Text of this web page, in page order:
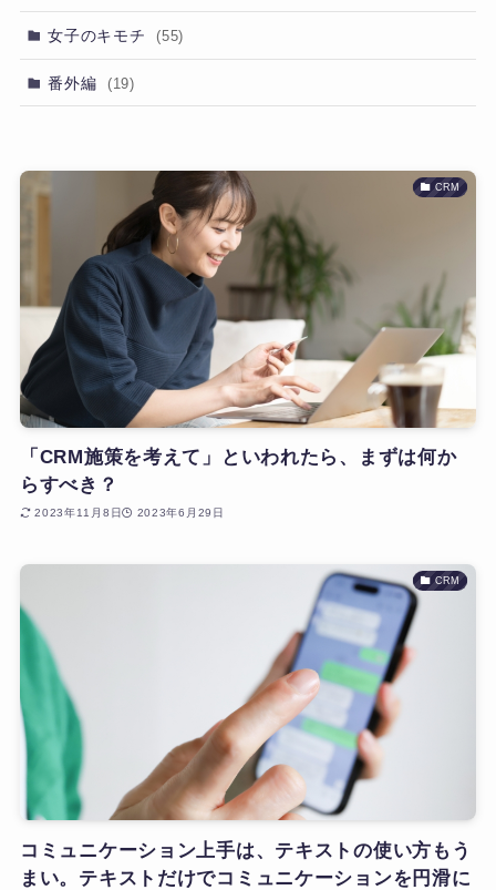
女子のキモチ (55)
番外編 (19)
CRM
「CRM施策を考えて」といわれたら、まずは何か
らすべき？
2023年11月8日 2023年6月29日
CRM
コミュニケーション上手は、テキストの使い方もう
まい。テキストだけでコミュニケーションを円滑に